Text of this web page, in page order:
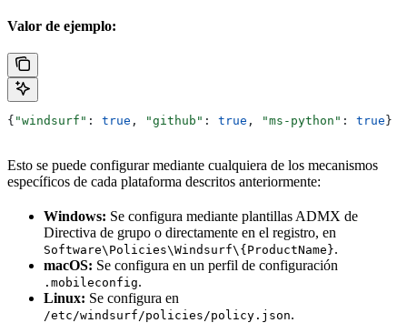
Valor de ejemplo:
{ "windsurf" : true , "github" : true , "ms-python" : true}
Esto se puede configurar mediante cualquiera de los mecanismos
específicos de cada plataforma descritos anteriormente:
Windows: Se configura mediante plantillas ADMX de
Directiva de grupo o directamente en el registro, en
Software\Policies\Windsurf\{ProductName}.
macOS: Se configura en un perfil de configuración
.mobileconfig.
Linux: Se configura en
/etc/windsurf/policies/policy.json.